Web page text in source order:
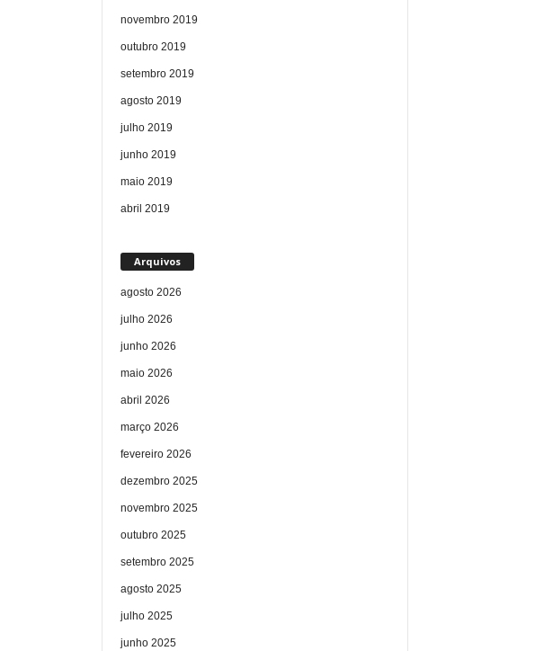
novembro 2019
outubro 2019
setembro 2019
agosto 2019
julho 2019
junho 2019
maio 2019
abril 2019
Arquivos
agosto 2026
julho 2026
junho 2026
maio 2026
abril 2026
março 2026
fevereiro 2026
dezembro 2025
novembro 2025
outubro 2025
setembro 2025
agosto 2025
julho 2025
junho 2025